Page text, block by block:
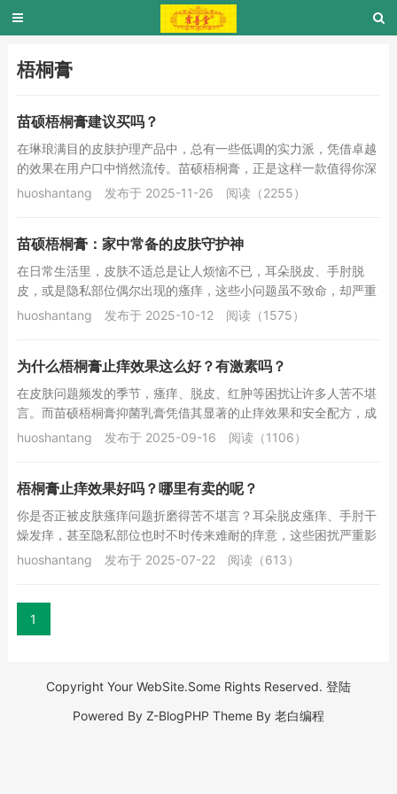
梧桐膏
苗硕梧桐膏建议买吗？
在琳琅满目的皮肤护理产品中，总有一些低调的实力派，凭借卓越
的效果在用户口中悄然流传。苗硕梧桐膏，正是这样一款值得你深
入了解的家居常备抑菌乳膏。如果你正在为各种皮...
huoshantang 发布于 2025-11-26 阅读（2255）
苗硕梧桐膏：家中常备的皮肤守护神
在日常生活里，皮肤不适总是让人烦恼不已，耳朵脱皮、手肘脱
皮，或是隐私部位偶尔出现的瘙痒，这些小问题虽不致命，却严重
影响生活质量。而苗硕梧桐膏抑菌乳膏，就是解决这...
huoshantang 发布于 2025-10-12 阅读（1575）
为什么梧桐膏止痒效果这么好？有激素吗？
在皮肤问题频发的季节，瘙痒、脱皮、红肿等困扰让许多人苦不堪
言。而苗硕梧桐膏抑菌乳膏凭借其显著的止痒效果和安全配方，成
为众多消费者的“家中常备神器”。它究竟为何如...
huoshantang 发布于 2025-09-16 阅读（1106）
梧桐膏止痒效果好吗？哪里有卖的呢？
你是否正被皮肤瘙痒问题折磨得苦不堪言？耳朵脱皮瘙痒、手肘干
燥发痒，甚至隐私部位也时不时传来难耐的痒意，这些困扰严重影
响着生活质量。别担心，今天就给大家介绍一款止...
huoshantang 发布于 2025-07-22 阅读（613）
1
Copyright Your WebSite.Some Rights Reserved. 登陆
Powered By Z-BlogPHP Theme By 老白编程